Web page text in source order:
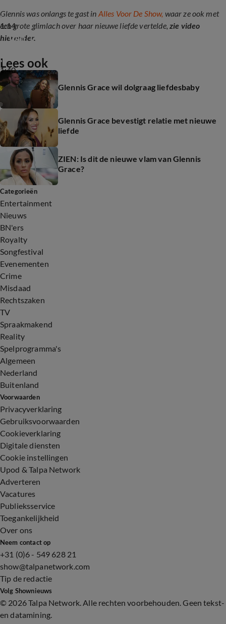
1:14
Glennis was onlangs te gast in Alles Voor De Show, waar ze ook met
een grote glimlach over haar nieuwe liefde vertelde, zie video
hieronder.
1:40
Van 'Glen' naar 'Glennis Grace'
Lees ook
Glennis Grace wil dolgraag liefdesbaby
Glennis Grace bevestigt relatie met nieuwe
liefde
ZIEN: Is dit de nieuwe vlam van Glennis
Grace?
Categorieën
Entertainment
Nieuws
BN'ers
Royalty
Songfestival
Evenementen
Crime
Misdaad
Rechtszaken
TV
Spraakmakend
Reality
Spelprogramma's
Algemeen
Nederland
Buitenland
Voorwaarden
Privacyverklaring
Gebruiksvoorwaarden
Cookieverklaring
Digitale diensten
Cookie instellingen
Upod & Talpa Network
Adverteren
Vacatures
Publieksservice
Toegankelijkheid
Over ons
Neem contact op
+31 (0)6 - 549 628 21
show@talpanetwork.com
Tip de redactie
Volg Shownieuws
© 2026 Talpa Network. Alle rechten voorbehouden. Geen tekst-
en datamining.